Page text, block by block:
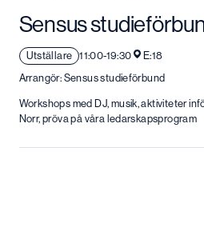
Sensus
Utställare 11:00-19:30
E:18
Arrangör: Sensus studieförbund
Workshops med DJ, musik, aktiviteter
Norr, pröva på våra ledarskapsprogram